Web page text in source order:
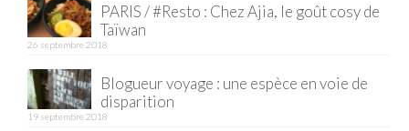
PARIS / #Resto : Chez Ajia, le goût cosy de
Taïwan
26 septembre 2018
Blogueur voyage : une espèce en voie de
disparition
19 septembre 2018